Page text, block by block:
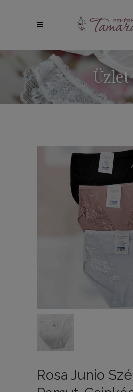
Üzlet
Rosa Junio